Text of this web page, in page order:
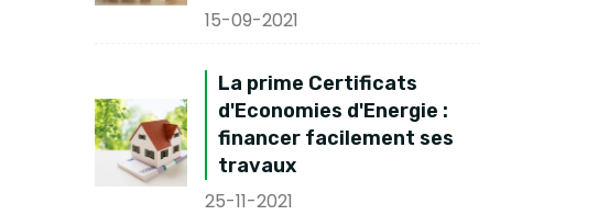
15-09-2021
La prime Certificats
d'Economies d'Energie :
financer facilement ses
travaux
25-11-2021